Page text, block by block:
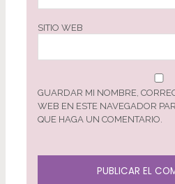
SITIO WEB
GUARDAR MI NOMBRE,
WEB EN ESTE NAVEGADOR
QUE HAGA UN COMENTARIO.